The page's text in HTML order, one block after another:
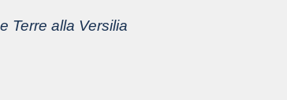
Terre alla Versilia